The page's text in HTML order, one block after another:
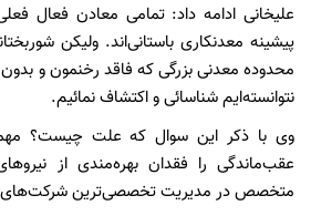
علیخانی ادامه داد: تمامی معادن فعال
پیشینه معدنکاری باستانی‌اند. ولیکن
محدوده معدنی بزرگی که فاقد رخنمون‌ و بدون‌
نتوانسته‌ایم شناسائی و اکتشاف نمائیم.
وی با ذکر این سوال که علت چیست؟
عقب‌ماندگی را فقدان بهره‌مندی از
متخصص در مدیریت تخصصی‌ترین شرکت‌های